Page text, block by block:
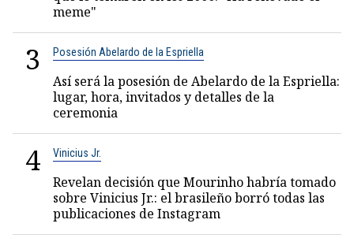
meme"
3 Posesión Abelardo de la Espriella
Así será la posesión de Abelardo de la Espriella:
lugar, hora, invitados y detalles de la
ceremonia
4 Vinicius Jr.
Revelan decisión que Mourinho habría tomado
sobre Vinicius Jr.: el brasileño borró todas las
publicaciones de Instagram